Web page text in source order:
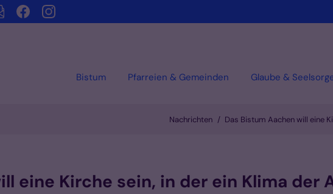
Bistum Pfarreien & Gemeinden Glaube &
Nachrichten Das Bistum Aachen will eine
eine Kirche sein, in der ein Klima